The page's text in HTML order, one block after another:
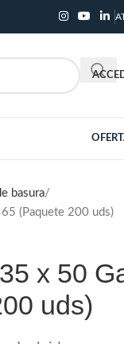
basura
(Paquete 200 uds)
x 50
uds)